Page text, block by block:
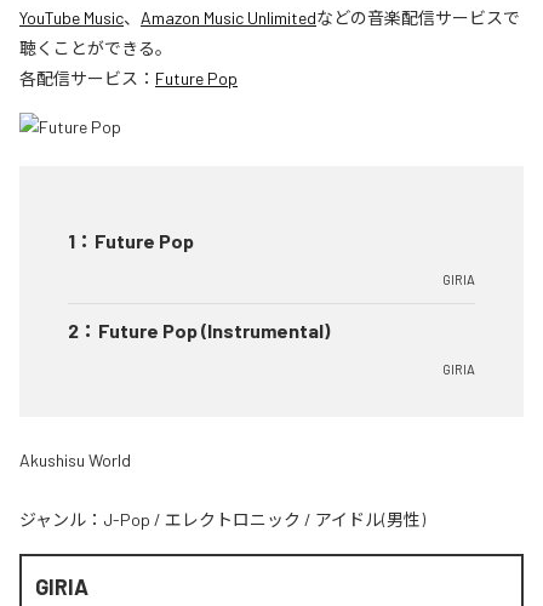
YouTube Music、 Amazon Music Unlimitedなどの音楽配信サービスで
聴くことができる。
各配信サービス： Future Pop
1 ： Future Pop
GIRIA
2 ： Future Pop (Instrumental)
GIRIA
Akushisu World
ジャンル： J-Pop / エレクトロニック / アイドル(男性)
GIRIA